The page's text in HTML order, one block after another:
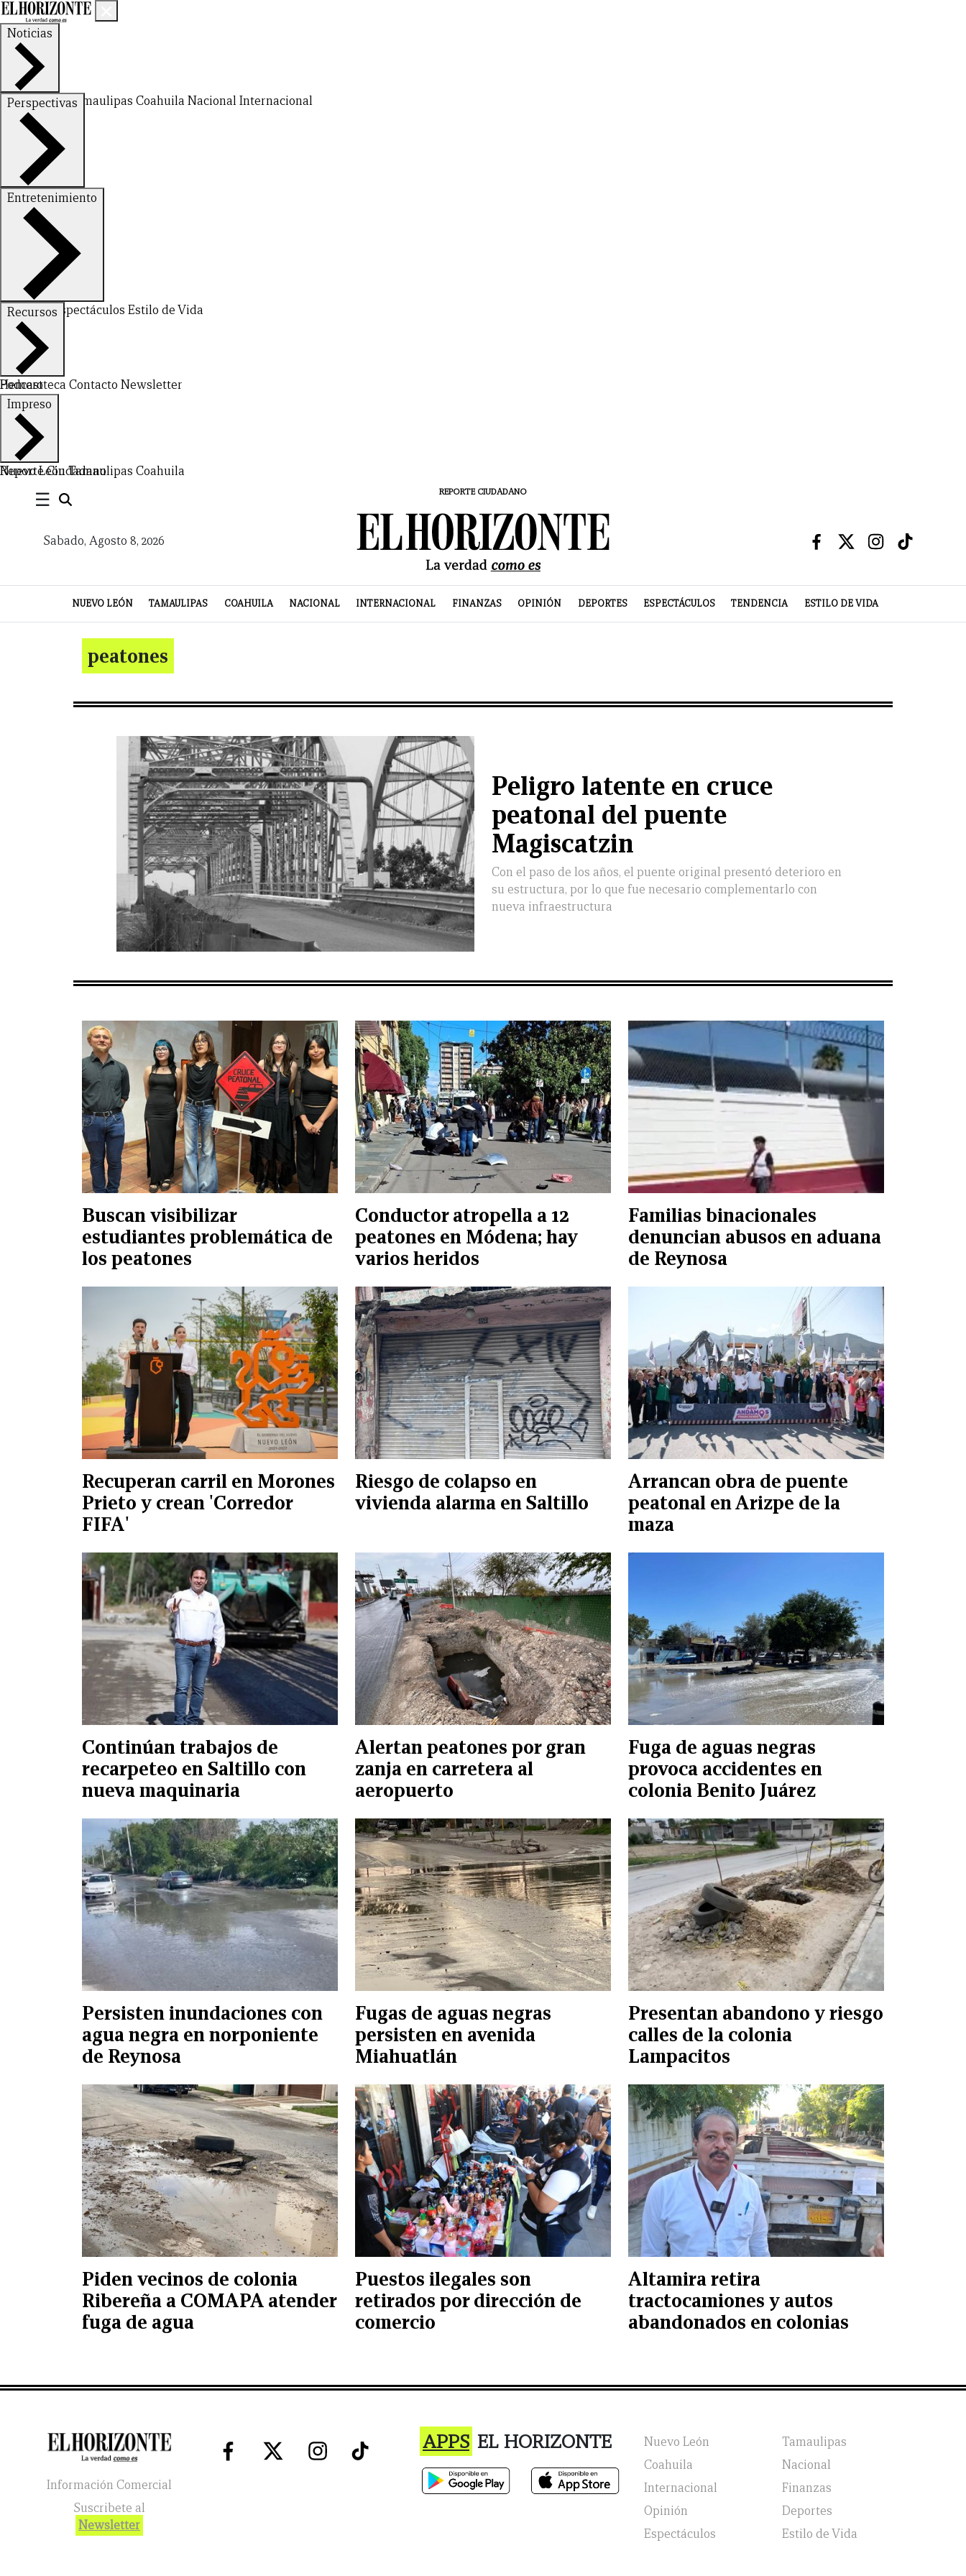
Noticias
Nuevo LeónTamaulipas Coahuila NacionalInternacional
Perspectivas
FinanzasOpinión
Entretenimiento
DeportesEspectáculos Estilo de Vida
Recursos
Hemeroteca Contacto Newsletter
Podcast
Impreso
Nuevo LeónTamaulipas Coahuila
Reporte Ciudadano
☰ REPORTE CIUDADANO
Sabado, Agosto 8, 2026
NUEVO LEÓN TAMAULIPAS COAHUILA NACIONAL INTERNACIONAL FINANZAS OPINIÓN DEPORTES ESPECTÁCULOS TENDENCIA ESTILO DE VIDA
CERRAR
X
NUEVO
LEÓN
TAMAULIPAS
COAHUILA
NACIONAL
INTERNACIONAL
FINANZAS
OPINIÓN
DEPORTES
ESPECTÁCULOS
TENDENCIA
ESTILO
DE
VIDA
PODCAST
CONTACTO
NEWSLETTER
HEMEROTECA
SUPLEMENTOS
peatones
Peligro latente en cruce
peatonal del puente
Magiscatzin
Con el paso de los años, el puente original presentó deterioro en
su estructura, por lo que fue necesario complementarlo con
nueva infraestructura
Buscan visibilizar
estudiantes problemática de
los peatones
Conductor atropella a 12
peatones en Módena; hay
varios heridos
Familias binacionales
denuncian abusos en aduana
de Reynosa
Recuperan carril en Morones
Prieto y crean 'Corredor
FIFA'
Riesgo de colapso en
vivienda alarma en Saltillo
Arrancan obra de puente
peatonal en Arizpe de la
maza
Continúan trabajos de
recarpeteo en Saltillo con
nueva maquinaria
Alertan peatones por gran
zanja en carretera al
aeropuerto
Fuga de aguas negras
provoca accidentes en
colonia Benito Juárez
Persisten inundaciones con
agua negra en norponiente
de Reynosa
Fugas de aguas negras
persisten en avenida
Miahuatlán
Presentan abandono y riesgo
calles de la colonia
Lampacitos
Piden vecinos de colonia
Ribereña a COMAPA atender
fuga de agua
Puestos ilegales son
retirados por dirección de
comercio
Altamira retira
tractocamiones y autos
abandonados en colonias
Información Comercial
Suscribete al
Newsletter
APPS EL HORIZONTE Nuevo León
Tamaulipas
Coahuila
Nacional
Internacional
Finanzas
Opinión
Deportes
Espectáculos
Estilo de Vida